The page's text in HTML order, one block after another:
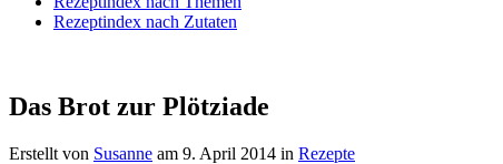
Rezeptindex nach Zutaten
Das Brot zur Plötziade
Erstellt von Susanne am 9. April 2014 in Rezepte